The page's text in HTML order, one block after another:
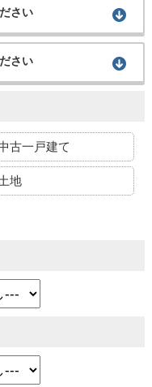
さい
さい
古一戸建て
地